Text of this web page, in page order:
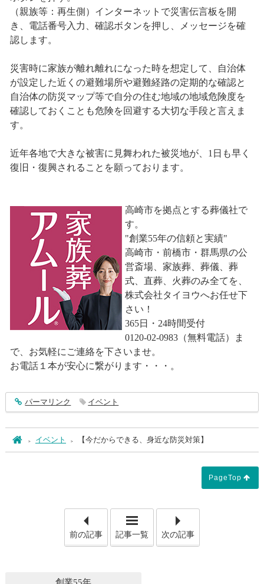
（親族等：再生側）インターネットで災害伝言板を開
き、電話番号入力、確認ボタンを押し、メッセージを確
認します。
災害時に家族が離れ離れになった時を想定して、自治体
が設定した近くの避難場所や避難経路の定期的な確認と
自治体の防災マップ等で自分の住む地域の地域危険度を
確認しておくことも危険を回避する大切な手段と言えま
す。
近年各地で大きな被害に見舞われた被災地が、1日も早く
復旧・復興されることを願っております。
高崎市を拠点とする葬儀社で
す。
"創業55年の信頼と実績"
高崎市・前橋市・群馬県の公
営斎場、家族葬、葬儀、葬
式、直葬、火葬のみ全てを、
株式会社タイヨウへお任せ下
さい！
365日・24時間受付
0120-02-0983（無料電話）ま
で、お気軽にご連絡を下さいませ。
お電話１本が安心に繋がります・・・。
entry5317
パーマリンク イベント
ホームイベント 【今だからできる、身近な防災対策】
PageTop
前の記事 記事一覧 次の記事
創業55年